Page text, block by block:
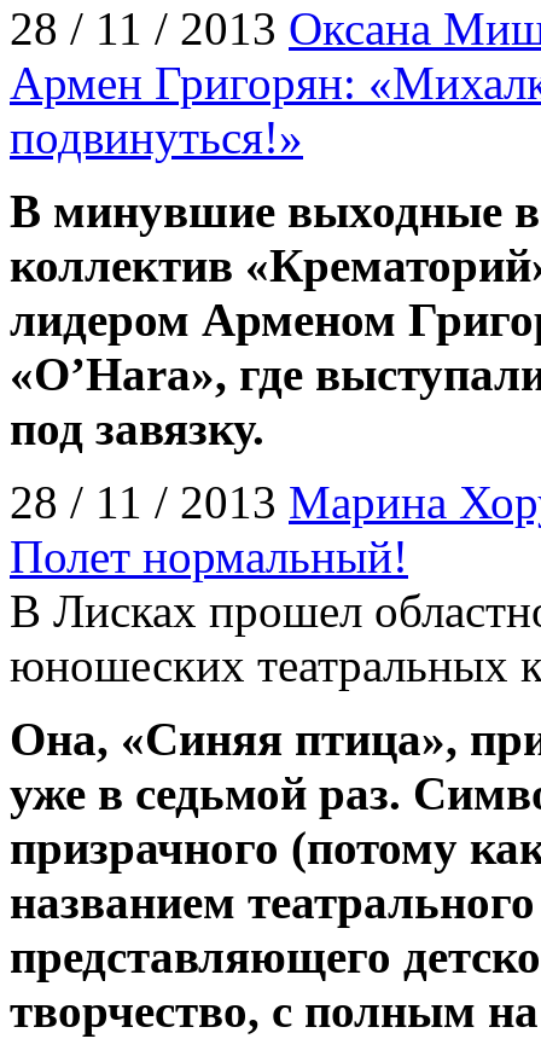
28 / 11 / 2013 Оксана
Армен Григорян:
подвинуться!»
В минувшие выходные
коллектив
лидером Арменом
«O’Hara», где
под завязку.
28 / 11 / 2013 Марина
Полет нормальный!
В Лисках прошел
юношеских театральных
Она, «Синяя птица»,
уже в седьмой раз.
призрачного (потому
названием
представляющего
творчество, с полным